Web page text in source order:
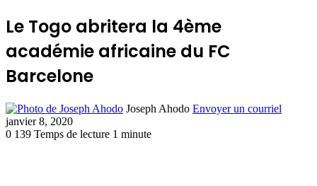
Le Togo abritera la 4ème
académie africaine du FC
Barcelone
Joseph Ahodo Envoyer un courriel
janvier 8, 2020
0 139 Temps de lecture 1 minute